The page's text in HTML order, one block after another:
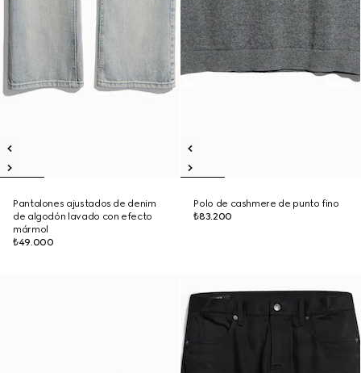
Pantalones ajustados de denim
de algodón lavado con efecto
mármol
₺49.000
Polo de cashmere de punto fino
₺83.200